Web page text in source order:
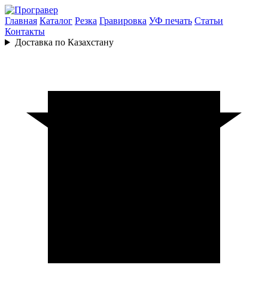
Главная Каталог Резка Гравировка УФ печать Статьи
Контакты
Доставка по Казахстану